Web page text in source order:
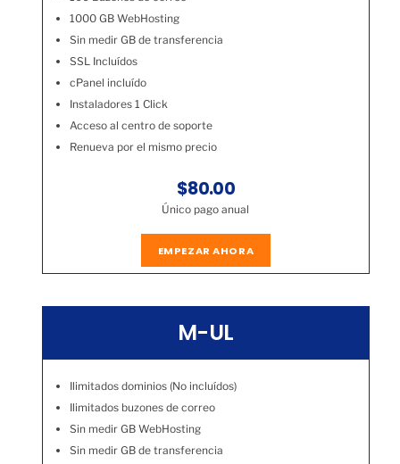
1000 GB WebHosting
Sin medir GB de transferencia
SSL Incluídos
cPanel incluído
Instaladores 1 Click
Acceso al centro de soporte
Renueva por el mismo precio
$80.00
Único pago anual
EMPEZAR AHORA
M-UL
Ilimitados dominios (No incluídos)
Ilimitados buzones de correo
Sin medir GB WebHosting
Sin medir GB de transferencia